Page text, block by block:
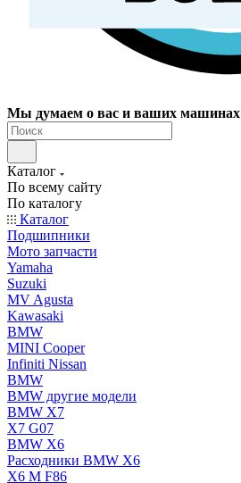
Мы думаем о вас и ваших машинах
Каталог
По всему сайту
По каталогу
Каталог
Подшипники
Мото запчасти
Yamaha
Suzuki
MV Agusta
Kawasaki
BMW
MINI Cooper
Infiniti Nissan
BMW
BMW другие модели
BMW X7
X7 G07
BMW X6
Расходники BMW X6
X6 M F86